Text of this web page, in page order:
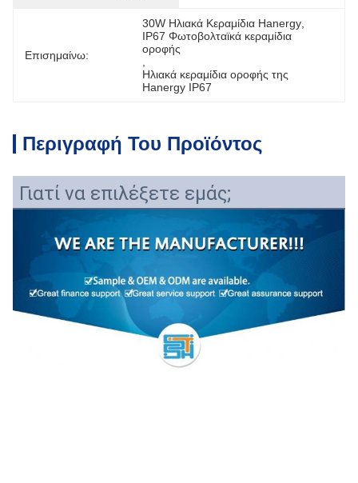
Επισημαίνω:
30W Ηλιακά Κεραμίδια Hanergy
IP67 Φωτοβολταϊκά κεραμίδια
οροφής
Ηλιακά κεραμίδια οροφής της
Hanergy IP67
Περιγραφή Του Προϊόντος
Γιατί να επιλέξετε εμάς;